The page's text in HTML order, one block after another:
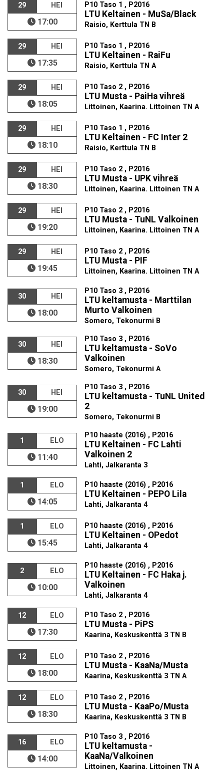
29 HEI
17:00
P10 Taso 1 , P2016
LTU Keltainen - MuSa/Black
Raisio, Kerttula TN B
29 HEI
17:35
P10 Taso 1 , P2016
LTU Keltainen - RaiFu
Raisio, Kerttula TN A
29 HEI
18:05
P10 Taso 2 , P2016
LTU Musta - PaiHa vihreä
Littoinen, Kaarina. Littoinen TN A
29 HEI
18:10
P10 Taso 1 , P2016
LTU Keltainen - FC Inter 2
Raisio, Kerttula TN B
29 HEI
18:30
P10 Taso 2 , P2016
LTU Musta - UPK vihreä
Littoinen, Kaarina. Littoinen TN A
29 HEI
19:20
P10 Taso 2 , P2016
LTU Musta - TuNL Valkoinen
Littoinen, Kaarina. Littoinen TN A
29 HEI
19:45
P10 Taso 2 , P2016
LTU Musta - PIF
Littoinen, Kaarina. Littoinen TN A
30 HEI
18:00
P10 Taso 3 , P2016
LTU keltamusta - Marttilan
Murto Valkoinen
Somero, Tekonurmi B
30 HEI
18:30
P10 Taso 3 , P2016
LTU keltamusta - SoVo
Valkoinen
Somero, Tekonurmi A
30 HEI
19:00
P10 Taso 3 , P2016
LTU keltamusta - TuNL United
2
Somero, Tekonurmi B
1 ELO
11:40
P10 haaste (2016) , P2016
LTU Keltainen - FC Lahti
Valkoinen 2
Lahti, Jalkaranta 3
1 ELO
14:05
P10 haaste (2016) , P2016
LTU Keltainen - PEPO Lila
Lahti, Jalkaranta 4
1 ELO
15:45
P10 haaste (2016) , P2016
LTU Keltainen - OPedot
Lahti, Jalkaranta 4
2 ELO
10:00
P10 haaste (2016) , P2016
LTU Keltainen - FC Haka j.
Valkoinen
Lahti, Jalkaranta 4
12 ELO
17:30
P10 Taso 2 , P2016
LTU Musta - PiPS
Kaarina, Keskuskenttä 3 TN B
12 ELO
18:00
P10 Taso 2 , P2016
LTU Musta - KaaNa/Musta
Kaarina, Keskuskenttä 3 TN A
12 ELO
18:30
P10 Taso 2 , P2016
LTU Musta - KaaPo/Musta
Kaarina, Keskuskenttä 3 TN B
16 ELO
14:00
P10 Taso 3 , P2016
LTU keltamusta -
KaaNa/Valkoinen
Littoinen, Kaarina. Littoinen TN A